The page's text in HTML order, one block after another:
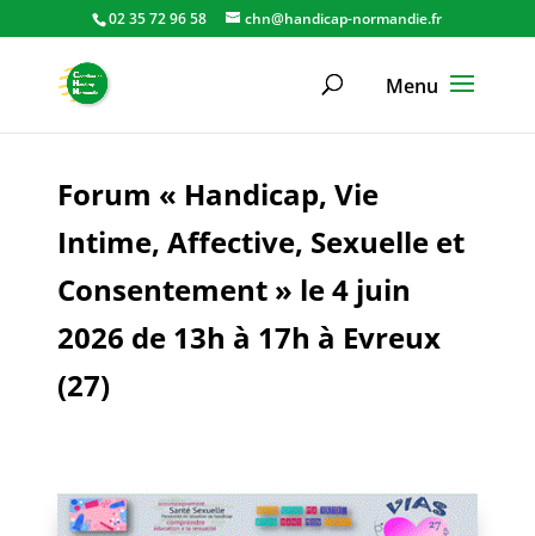
02 35 72 96 58 chn@handicap-normandie.fr
Forum « Handicap, Vie
Intime, Affective, Sexuelle et
Consentement » le 4 juin
2026 de 13h à 17h à Evreux
(27)